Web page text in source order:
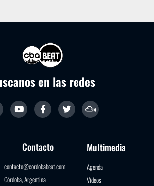
en las redes
Contacto
contacto@cordobabeat.com
Córdoba, Argentina
Multimedia
Agenda
Videos